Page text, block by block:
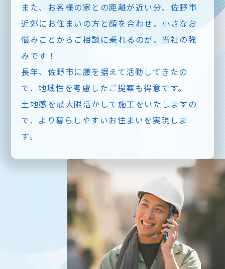
また、お客様の家との距離が近い分、佐野市
近郊にお住まいの方と顔を合わせ、小さなお
悩みごとからご相談に乗れるのが、当社の強
みです！
長年、佐野市に腰を据えて活動してきたの
で、地域性を考慮したご提案も得意です。
土地感を最大限活かして施工をいたしますの
で、より暮らしやすいお住まいを実現しま
す。